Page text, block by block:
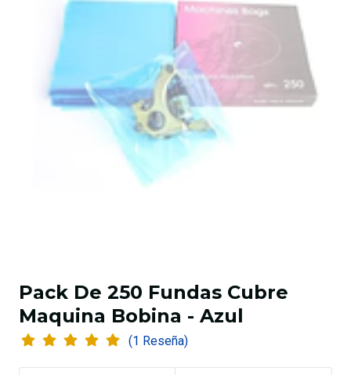
Pack De 250 Fundas Cubre
Maquina Bobina - Azul
(1 Reseña)